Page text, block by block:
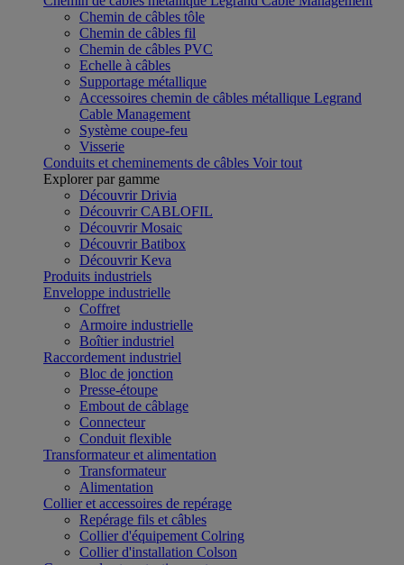
Chemin de câbles tôle
Chemin de câbles fil
Chemin de câbles PVC
Echelle à câbles
Supportage métallique
Accessoires chemin de câbles métallique Legrand
Cable Management
Système coupe-feu
Visserie
Conduits et cheminements de câbles Voir tout
Explorer par gamme
Découvrir Drivia
Découvrir CABLOFIL
Découvrir Mosaic
Découvrir Batibox
Découvrir Keva
Produits industriels
Enveloppe industrielle
Coffret
Armoire industrielle
Boîtier industriel
Raccordement industriel
Bloc de jonction
Presse-étoupe
Embout de câblage
Connecteur
Conduit flexible
Transformateur et alimentation
Transformateur
Alimentation
Collier et accessoires de repérage
Repérage fils et câbles
Collier d'équipement Colring
Collier d'installation Colson